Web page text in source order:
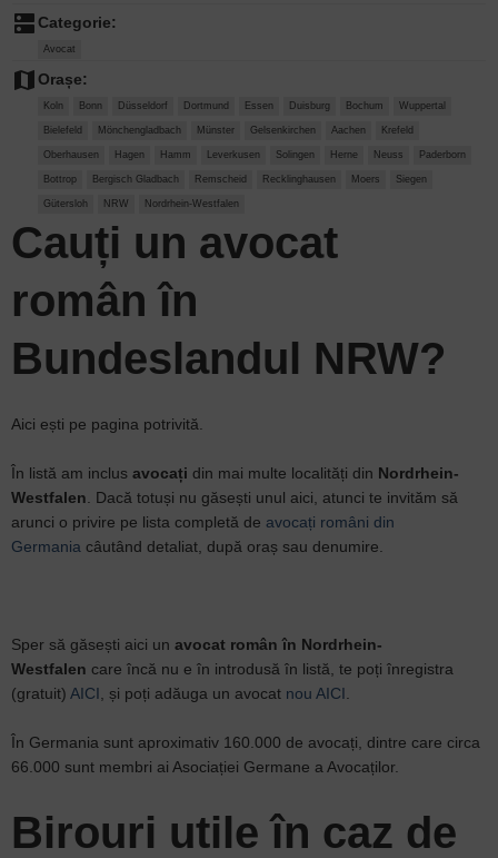
dnsCategorie:
Avocat
map Orașe:
Koln Bonn Düsseldorf Dortmund Essen Duisburg Bochum Wuppertal
Bielefeld Mönchengladbach Münster Gelsenkirchen Aachen Krefeld
Oberhausen Hagen Hamm Leverkusen Solingen Herne Neuss Paderborn
Bottrop Bergisch Gladbach Remscheid Recklinghausen Moers Siegen
Gütersloh NRW Nordrhein-Westfalen
Cauți un avocat
român în
Bundeslandul NRW?
Aici ești pe pagina potrivită.
În listă am inclus avocați din mai multe localități din Nordrhein-
Westfalen . Dacă totuși nu găsești unul aici, atunci te invităm să
arunci o privire pe lista completă de avocați români din
Germania câutând detaliat, după oraș sau denumire.
Sper să găsești aici un avocat român în Nordrhein-
Westfalen care încă nu e în introdusă în listă, te poți înregistra
(gratuit) AICI , și poți adăuga un avocat nou AICI
În Germania sunt aproximativ 160.000 de avocați, dintre care circa
66.000 sunt membri ai Asociației Germane a Avocaților.
Birouri utile în caz de